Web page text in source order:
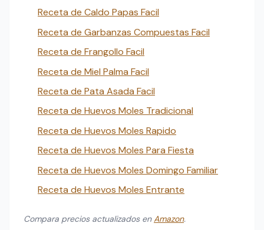
Receta de Caldo Papas Facil
Receta de Garbanzas Compuestas Facil
Receta de Frangollo Facil
Receta de Miel Palma Facil
Receta de Pata Asada Facil
Receta de Huevos Moles Tradicional
Receta de Huevos Moles Rapido
Receta de Huevos Moles Para Fiesta
Receta de Huevos Moles Domingo Familiar
Receta de Huevos Moles Entrante
Compara precios actualizados enAmazon.